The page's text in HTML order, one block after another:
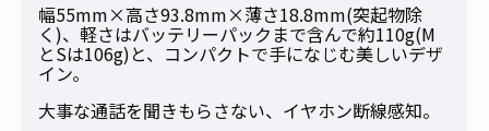
幅55mm×高さ93.8mm×薄さ18.8mm(突起物除
く)、軽さはバッテリーパックまで含んで約110g(M
とSは106g)と、コンパクトで手になじむ美しいデザ
イン。
大事な通話を聞きもらさない、イヤホン断線感知。